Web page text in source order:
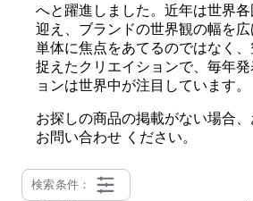
へと躍進しました。近年は世界
迎え、ブランドの世界観の幅を
単体に焦点をあてるのではなく
捉えたクリエイションで、毎年
ョンは世界中が注目しています。
お探しの商品の掲載がない場合、
お問い合わせ ください。
検索条件：